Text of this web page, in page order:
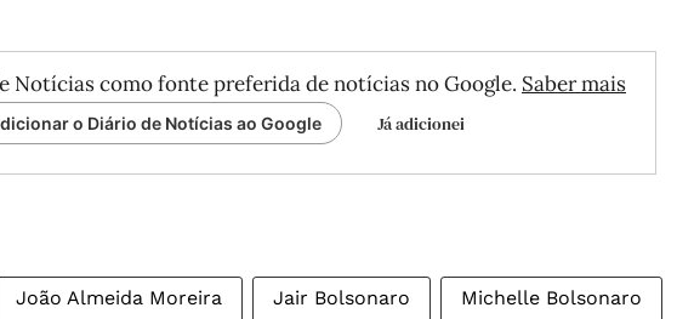
Notícias como fonte preferida de notícias no Google. Saber mais
o Diário de Notícias ao Google Já adicionei
João Almeida Moreira Jair Bolsonaro Michelle Bolsonaro